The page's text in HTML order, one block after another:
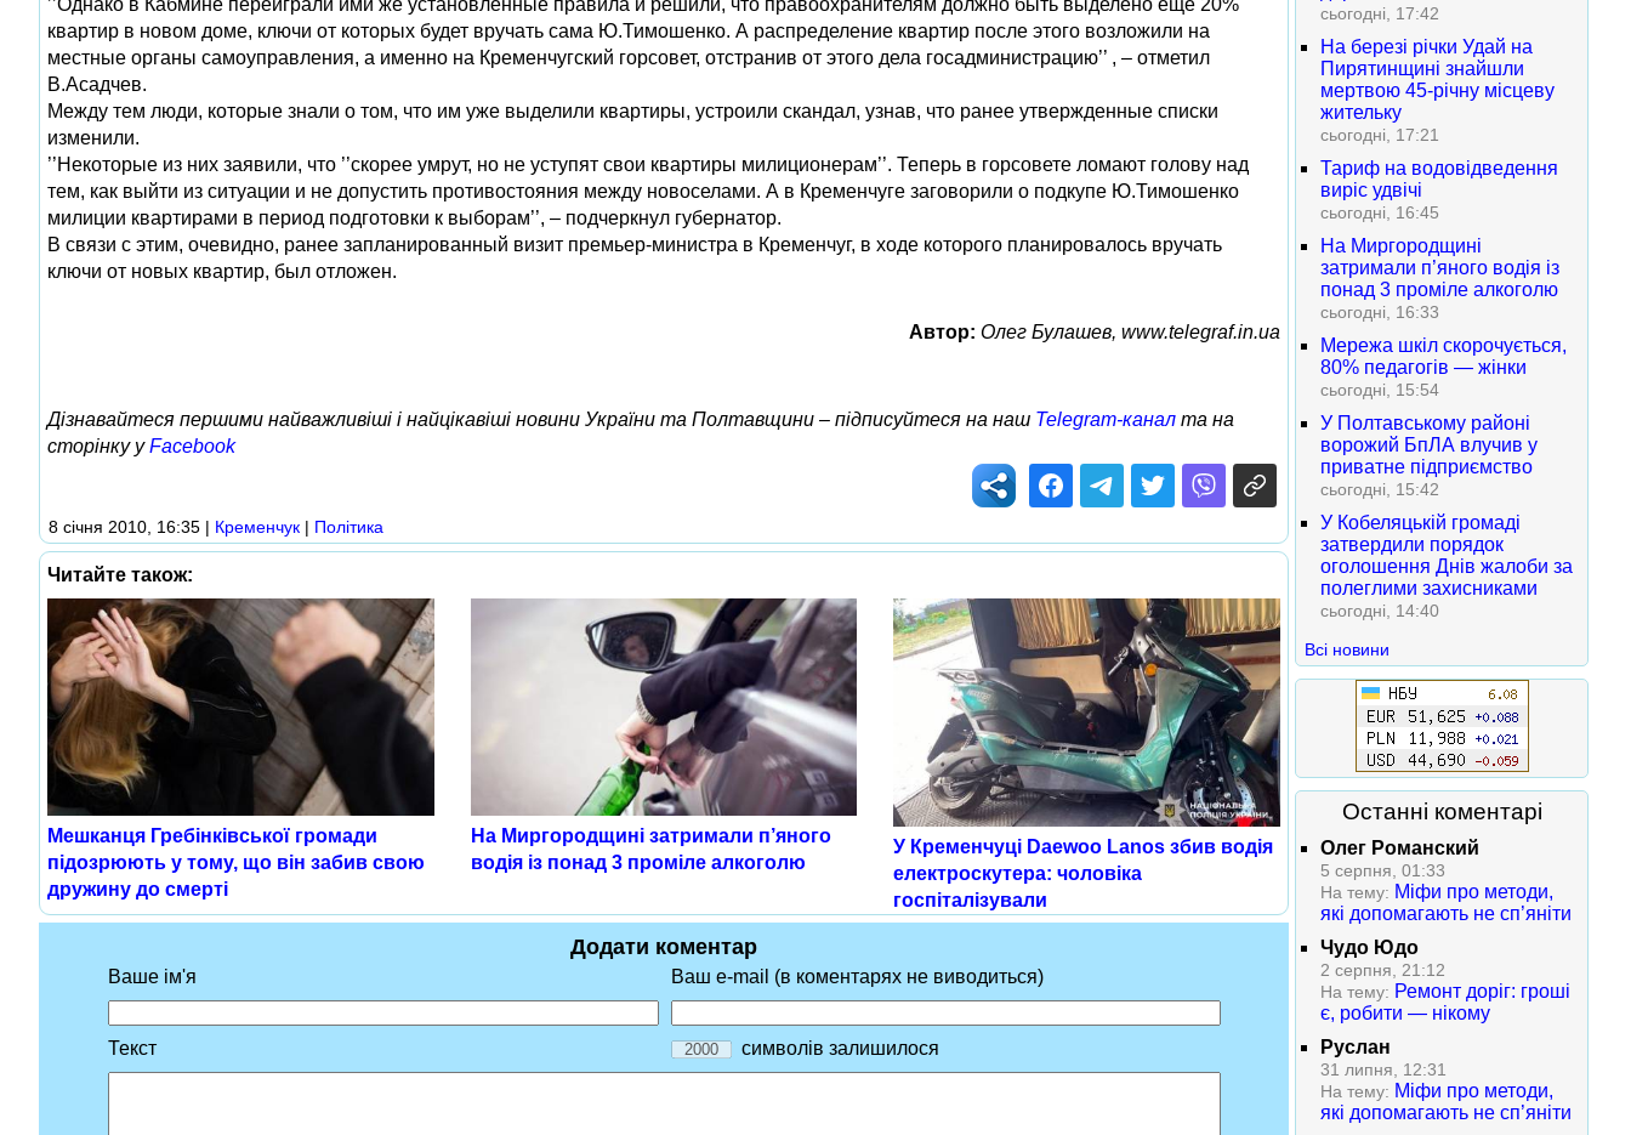
квартир в новом доме, ключи от которых будет вручать сама Ю.Тимошенко. А распределение квартир после этого возложили на
местные органы самоуправления, а именно на Кременчугский горсовет, отстранив от этого дела госадминистрацию’’ , – отметил
В.Асадчев.
Между тем люди, которые знали о том, что им уже выделили квартиры, устроили скандал, узнав, что ранее утвержденные списки
изменили.
’’Некоторые из них заявили, что ’’скорее умрут, но не уступят свои квартиры милиционерам’’. Теперь в горсовете ломают голову над
тем, как выйти из ситуации и не допустить противостояния между новоселами. А в Кременчуге заговорили о подкупе Ю.Тимошенко
милиции квартирами в период подготовки к выборам’’, – подчеркнул губернатор.
В связи с этим, очевидно, ранее запланированный визит премьер-министра в Кременчуг, в ходе которого планировалось вручать
ключи от новых квартир, был отложен.
Автор: Олег Булашев, www.telegraf.in.ua
Дізнавайтеся першими найважливіші і найцікавіші новини України та Полтавщини – підписуйтеся на наш Telegram-канал та на
сторінку уFacebook
8 січня 2010, 16:35 | Кременчук | Політика
Читайте також:
Мешканця Гребінківської громади
підозрюють у тому, що він забив свою
дружину до смерті
На Миргородщині затримали п’яного
водія із понад 3 проміле алкоголю
У Кременчуці Daewoo Lanos збив водія
електроскутера: чоловіка
госпіталізували
Додати коментар
Ваше ім'я Ваш e-mail (в коментарях не виводиться)
Текст символів залишилося
сьогодні, 17:42
На березі річки Удай на
Пирятинщині знайшли
мертвою 45-річну місцеву
жительку
сьогодні, 17:21
Тариф на водовідведення
виріс удвічі
сьогодні, 16:45
На Миргородщині
затримали п’яного водія із
понад 3 проміле алкоголю
сьогодні, 16:33
Мережа шкіл скорочується,
80% педагогів — жінки
сьогодні, 15:54
У Полтавському районі
ворожий БпЛА влучив у
приватне підприємство
сьогодні, 15:42
У Кобеляцькій громаді
затвердили порядок
оголошення Днів жалоби за
полеглими захисниками
сьогодні, 14:40
Всі новини
Останні коментарі
Олег Романский
5 серпня, 01:33
На тему: Міфи про методи,
які допомагають не сп’яніти
Чудо Юдо
2 серпня, 21:12
На тему: Ремонт доріг: гроші
є, робити — нікому
Руслан
31 липня, 12:31
На тему: Міфи про методи,
які допомагають не сп’яніти